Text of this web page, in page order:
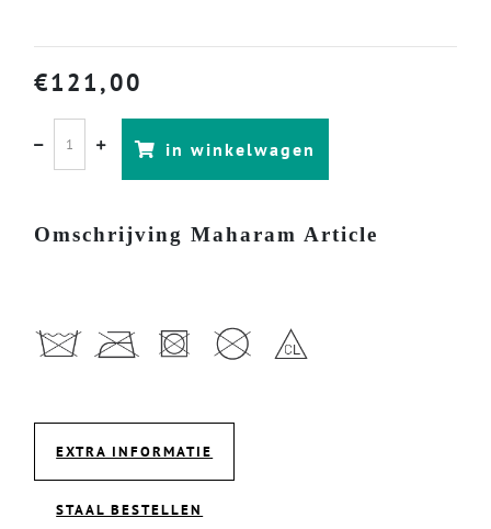
€121,00
in winkelwagen
Omschrijving Maharam Article
EXTRA INFORMATIE
STAAL BESTELLEN